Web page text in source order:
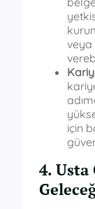
veya
için
4.